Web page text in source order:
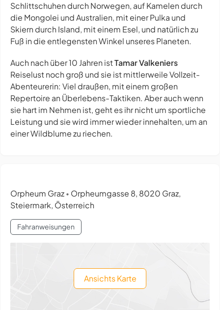
Schlittschuhen durch Norwegen, auf Kamelen durch
die Mongolei und Australien, mit einer Pulka und
Skiern durch Island, mit einem Esel, und natürlich zu
Fuß in die entlegensten Winkel unseres Planeten.
Auch nach über 10 Jahren istTamar Valkeniers
Reiselust noch groß und sie ist mittlerweile Vollzeit-
Abenteurerin: Viel draußen, mit einem großen
Repertoire an Überlebens-Taktiken. Aber auch wenn
sie hart im Nehmen ist, geht es ihr nicht um sportliche
Leistung und sie wird immer wieder innehalten, um an
einer Wildblume zu riechen.
Orpheum Graz • Orpheumgasse 8, 8020 Graz,
Steiermark, Österreich
Fahranweisungen
Ansichts Karte